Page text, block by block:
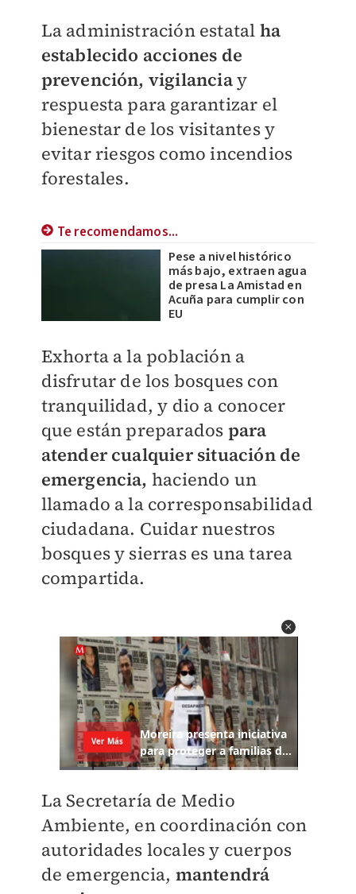
La administración estatal ha
establecido acciones de
prevención, vigilanciay
respuesta para garantizar el
bienestar de los visitantes y
evitar riesgos como incendios
forestales.
Te recomendamos...
Pese a nivel histórico
más bajo, extraen agua
de presa La Amistad en
Acuña para cumplir con
EU
Exhorta a la población a
disfrutar de los bosques con
tranquilidad, y dio a conocer
que están preparados para
atender cualquier situación de
emergencia, haciendo un
llamado a la corresponsabilidad
ciudadana. Cuidar nuestros
bosques y sierras es una tarea
compartida.
La Secretaría de Medio
Ambiente, en coordinación con
autoridades locales y cuerpos
de emergencia, mantendrá